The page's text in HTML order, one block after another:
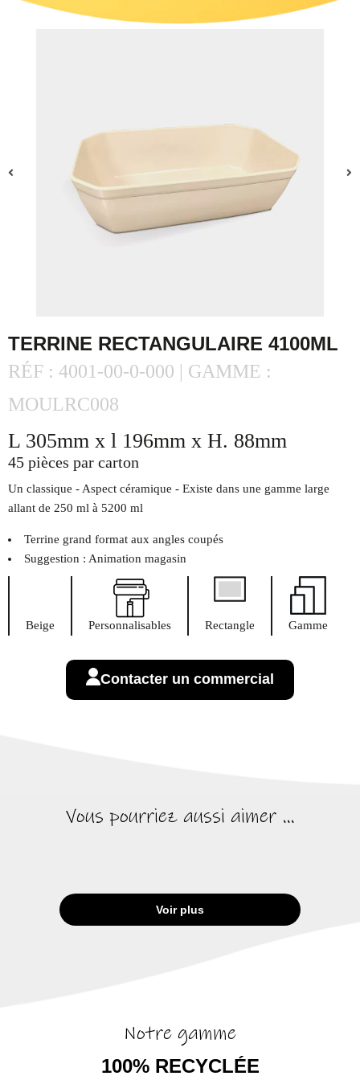
TERRINE RECTANGULAIRE 4100ML
RÉF : 4001-00-0-000 | GAMME :
MOULRC008
L 305mm x l 196mm x H. 88mm
45 pièces par carton
Un classique - Aspect céramique - Existe dans une gamme large
allant de 250 ml à 5200 ml
Terrine grand format aux angles coupés
Suggestion : Animation magasin
Beige Personnalisables Rectangle Gamme
Contacter un commercial
Vous pourriez aussi aimer ...
Voir plus
Notre gamme
100% RECYCLÉE